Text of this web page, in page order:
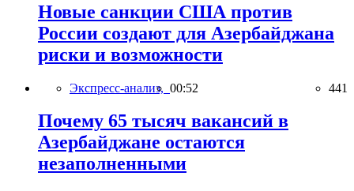
Новые санкции США против
России создают для Азербайджана
риски и возможности
Экспресс-анализ, 00:52 441
Почему 65 тысяч вакансий в
Азербайджане остаются
незаполненными